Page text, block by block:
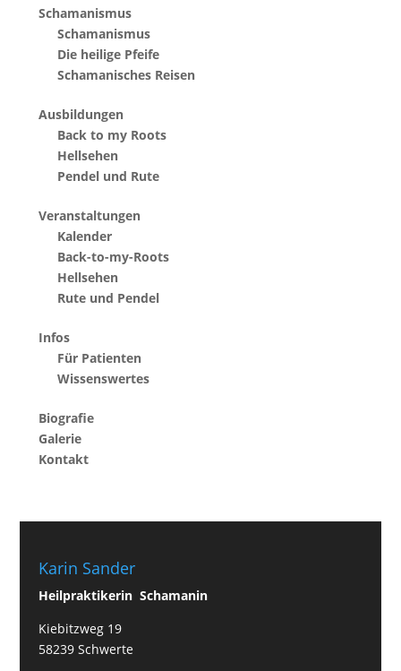
Schamanismus
Schamanismus
Die heilige Pfeife
Schamanisches Reisen
Ausbildungen
Back to my Roots
Hellsehen
Pendel und Rute
Veranstaltungen
Kalender
Back-to-my-Roots
Hellsehen
Rute und Pendel
Infos
Für Patienten
Wissenswertes
Biografie
Galerie
Kontakt
Karin Sander
Heilpraktikerin Schamanin
Kiebitzweg 19
58239 Schwerte